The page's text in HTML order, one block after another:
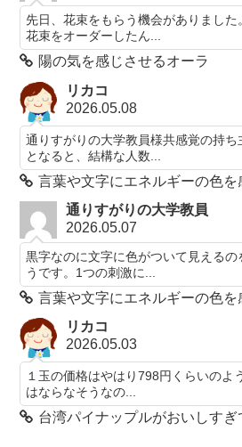
先日、花束をもらう機会がありまし
花束をオーダーしたん...
陽の気を感じさせるオーラ
リカコ
2026.05.08
通りすがりの大学教員様共感覚の持ち
となると、結構な人数...
言葉や文字にエネルギーの色を
通りすがりの大学教員
2026.05.07
黒字なのに文字に色がついて見える
うです。1つの刺激に...
言葉や文字にエネルギーの色を
リカコ
2026.05.03
１玉の価格はやはり798円くらいの
はならなそうなの...
台湾パイナップルがおいしすぎ